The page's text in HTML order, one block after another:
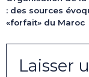
: des sources
«forfait» du Maroc
Laisser